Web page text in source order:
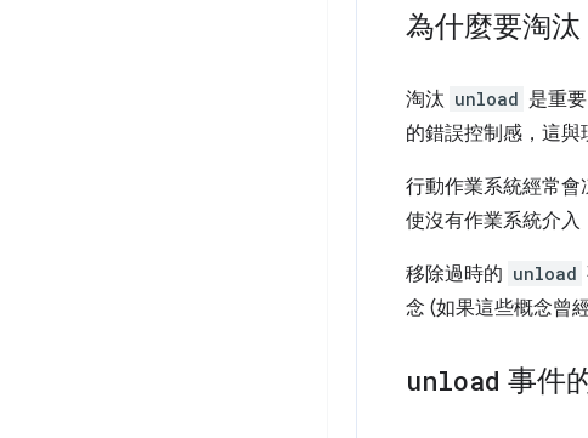
為什麼要淘汰
淘汰 unload 是重
的錯誤控制感，這與
行動作業系統經常
使沒有作業系統介入
移除過時的 unload
念 (如果這些概念曾
unload 事件